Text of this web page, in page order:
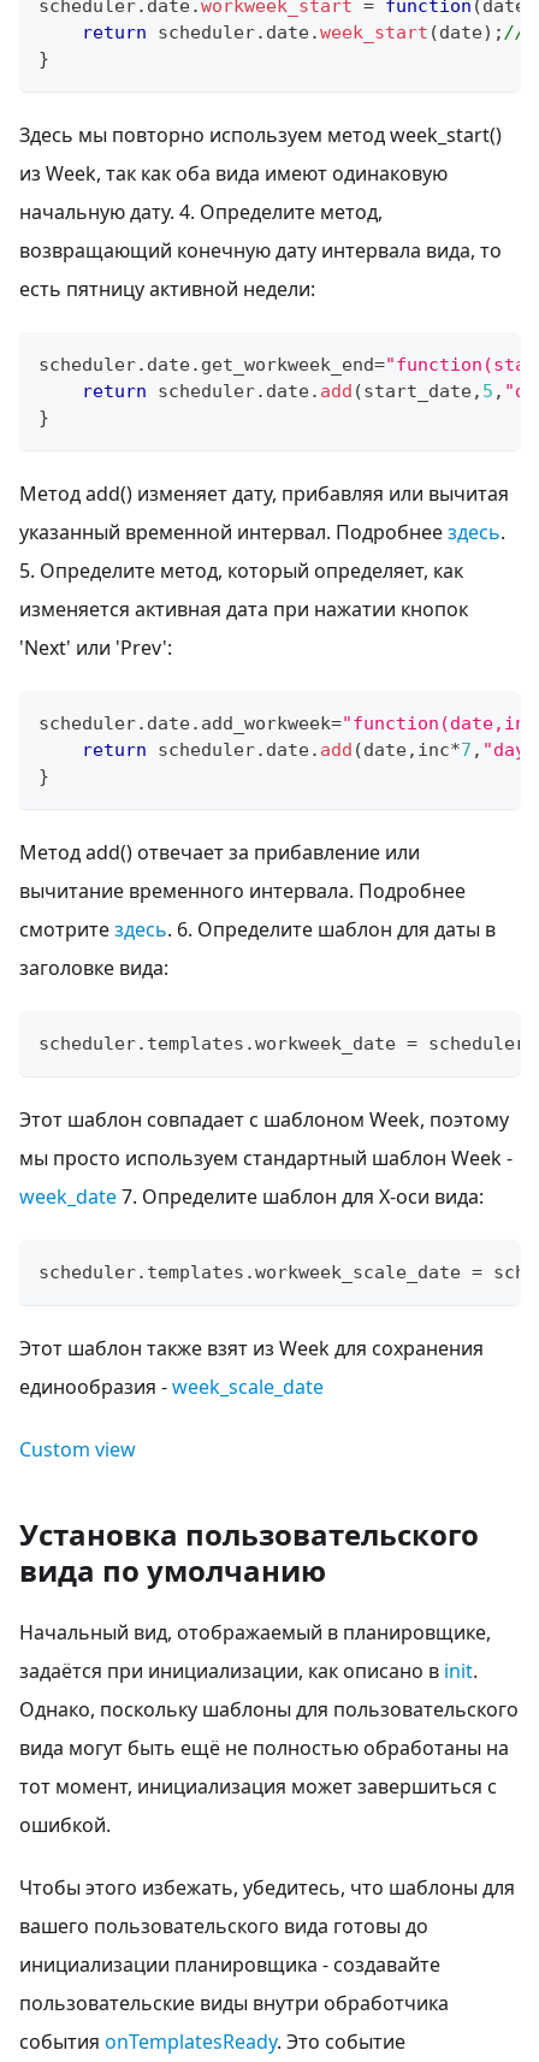
scheduler. date.workweek_start = function ( date
return scheduler. date.week_start (date) ;//
}
Здесь мы повторно используем метод week_start()
из Week, так как оба вида имеют одинаковую
начальную дату. 4. Определите метод,
возвращающий конечную дату интервала вида, то
есть пятницу активной недели:
scheduler. date. get_workweek_end=
return scheduler. date. add (start_date, 5 ,
}
Метод add() изменяет дату, прибавляя или вычитая
указанный временной интервал. Подробнеездесь.
5. Определите метод, который определяет, как
изменяется активная дата при нажатии кнопок
'Next' или 'Prev':
scheduler. date. add_workweek=
return scheduler. date. add (date, inc*7 , "day"
}
Метод add() отвечает за прибавление или
вычитание временного интервала. Подробнее
смотритездесь. 6. Определите шаблон для даты в
заголовке вида:
scheduler. templates .workweek_date = scheduler
Этот шаблон совпадает с шаблоном Week, поэтому
мы просто используем стандартный шаблон Week -
week_date7. Определите шаблон для X-оси вида:
scheduler. templates .workweek_scale_date =
Этот шаблон также взят из Week для сохранения
единообразия -week_scale_date
Custom view
Установка пользовательского
вида по умолчанию
Начальный вид, отображаемый в планировщике,
задаётся при инициализации, как описано в init.
Однако, поскольку шаблоны для пользовательского
вида могут быть ещё не полностью обработаны на
тот момент, инициализация может завершиться с
ошибкой.
Чтобы этого избежать, убедитесь, что шаблоны для
вашего пользовательского вида готовы до
инициализации планировщика - создавайте
пользовательские виды внутри обработчика
события onTemplatesReady. Это событие